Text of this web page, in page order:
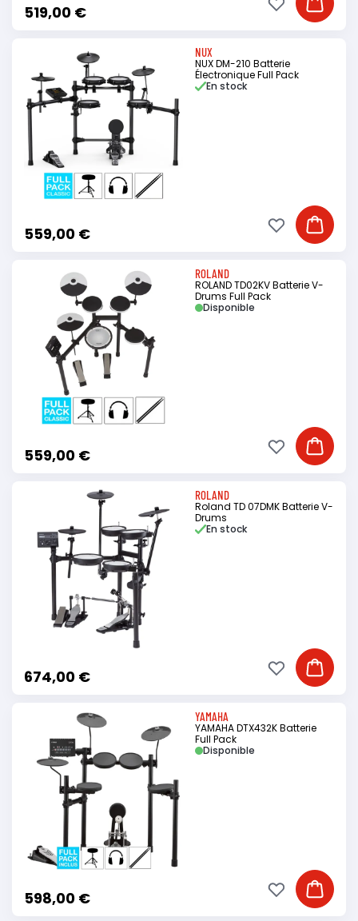
519,00 € Ajouter
Ajouter à ma
NUX
NUX DM-210 Batterie
Électronique Full Pack
559,00 €
En stock
Ajouter
Ajouter à ma
ROLAND
ROLAND TD02KV Batterie V-
Drums Full Pack
559,00 €
Disponible
Ajouter
Ajouter à ma
ROLAND
Roland TD 07DMK Batterie V-
Drums
674,00 €
En stock
Ajouter
Ajouter à ma
YAMAHA
YAMAHA DTX432K Batterie
Full Pack
598,00 €
Disponible
Ajouter
Ajouter à ma